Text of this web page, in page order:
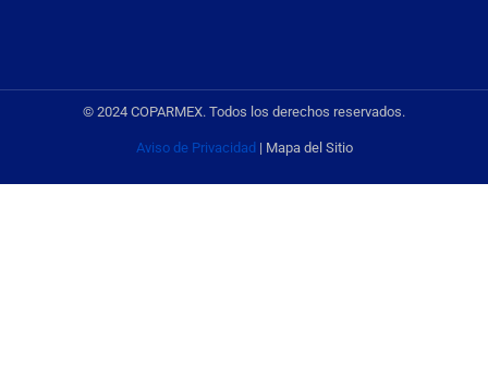
© 2024 COPARMEX. Todos los derechos reservados.
Aviso de Privacidad| Mapa del Sitio